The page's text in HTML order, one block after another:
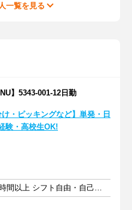
一覧を見る
】5343-001-12日勤
け・ピッキングなど】単発・日
験・高校生OK!
週1日以上 1日6時間以上 シフト自由・自己申告